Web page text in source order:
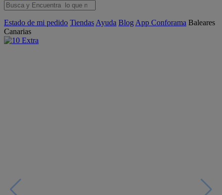
Estado de mi pedido Tiendas Ayuda Blog App Conforama Baleares
Canarias